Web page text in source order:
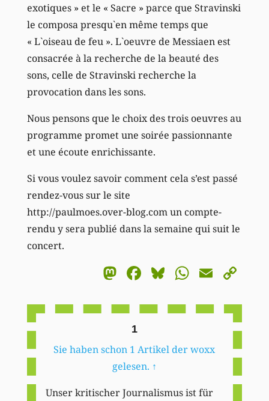
exotiques » et le « Sacre » parce que Stravinski
le composa presqu`en même temps que
« L`oiseau de feu ». L`oeuvre de Messiaen est
consacrée à la recherche de la beauté des
sons, celle de Stravinski recherche la
provocation dans les sons.
Nous pensons que le choix des trois oeuvres au
programme promet une soirée passionnante
et une écoute enrichissante.
Si vous voulez savoir comment cela s’est passé
rendez-vous sur le site
http://paulmoes.over-blog.com un compte-
rendu y sera publié dans la semaine qui suit le
concert.
Mastodon
Facebook
BlueskyEmail
1
Sie haben schon 1 Artikel der woxx
gelesen. ↑
Unser kritischer Journalismus ist für